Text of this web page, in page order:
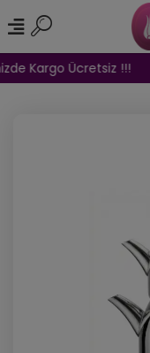
Kargo Ücretsiz !!!